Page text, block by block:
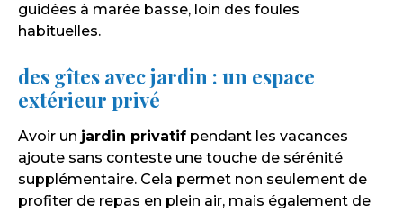
guidées à marée basse, loin des foules
habituelles.
des gîtes avec jardin : un espace
extérieur privé
Avoir un jardin privatif pendant les vacances
ajoute sans conteste une touche de sérénité
supplémentaire. Cela permet non seulement de
profiter de repas en plein air, mais également de